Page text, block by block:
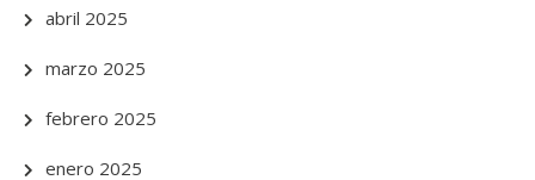
abril 2025
marzo 2025
febrero 2025
enero 2025